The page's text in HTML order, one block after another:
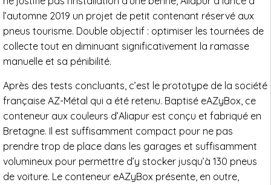
l’automne 2019 un projet de petit contenant réservé aux
pneus tourisme. Double objectif : optimiser les tournées de
collecte tout en diminuant significativement la ramasse
manuelle et sa pénibilité.
Après des tests concluants, c’est le prototype de la société
française AZ-Métal qui a été retenu. Baptisé eAZyBox, ce
conteneur aux couleurs d’Aliapur est conçu et fabriqué en
Bretagne. Il est suffisamment compact pour ne pas
prendre trop de place dans les garages et suffisamment
volumineux pour permettre d’y stocker jusqu’à 130 pneus
de voiture. Le conteneur eAZyBox présente, en outre,